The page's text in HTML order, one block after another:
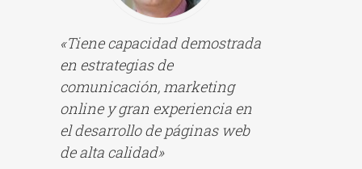
«Tiene capacidad demostrada
en estrategias de
comunicación, marketing
online y gran experiencia en
el desarrollo de páginas web
de alta calidad»